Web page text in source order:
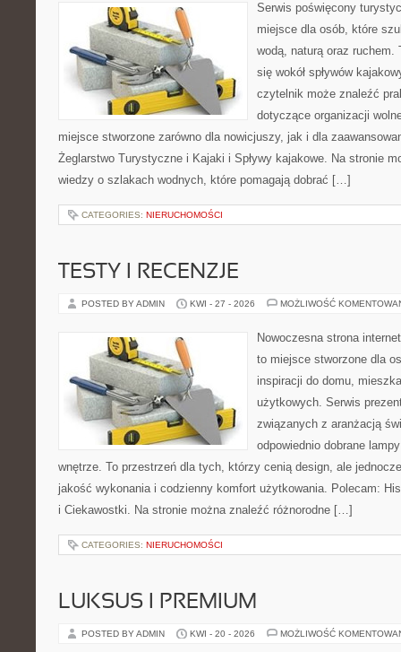
Serwis poświęcony
miejsce dla osób, które
wodą, naturą oraz ruchem.
się wokół spływów
czytelnik może znaleźć
dotyczące organizacji
miejsce stworzone zarówno dla nowicjuszy, jak i dla
Żeglarstwo Turystyczne i Kajaki i Spływy kajakowe. Na stronie
wiedzy o szlakach wodnych, które pomagają dobrać […]
CATEGORIES: NIERUCHOMOŚCI
TESTY I RECENZJE
POSTED BY ADMIN KWI - 27 - 2026 MOŻLIWOŚĆ
Nowoczesna strona
to miejsce stworzone dla
inspiracji do domu,
użytkowych. Serwis
związanych z aranżacją
odpowiednio dobrane
wnętrze. To przestrzeń dla tych, którzy cenią design, ale
jakość wykonania i codzienny komfort użytkowania. Polecam:
i Ciekawostki. Na stronie można znaleźć różnorodne […]
CATEGORIES: NIERUCHOMOŚCI
LUKSUS I PREMIUM
POSTED BY ADMIN KWI - 20 - 2026 MOŻLIWOŚĆ